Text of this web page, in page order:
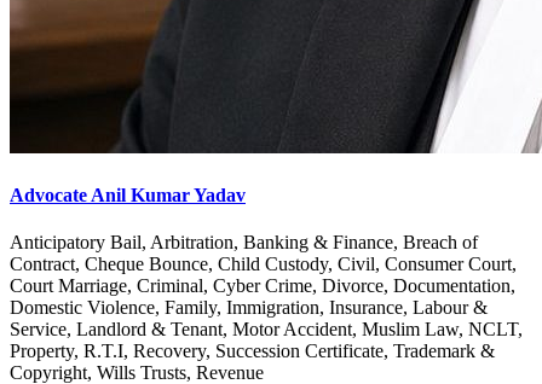
Advocate Anil Kumar Yadav
Anticipatory Bail, Arbitration, Banking & Finance, Breach of
Contract, Cheque Bounce, Child Custody, Civil, Consumer Court,
Court Marriage, Criminal, Cyber Crime, Divorce, Documentation,
Domestic Violence, Family, Immigration, Insurance, Labour &
Service, Landlord & Tenant, Motor Accident, Muslim Law, NCLT,
Property, R.T.I, Recovery, Succession Certificate, Trademark &
Copyright, Wills Trusts, Revenue